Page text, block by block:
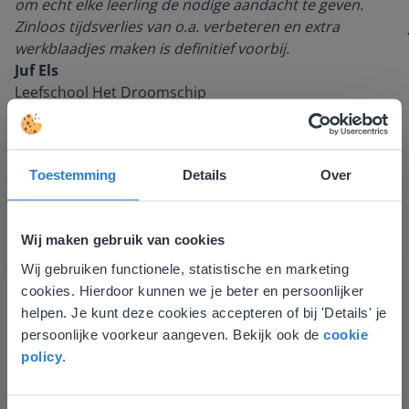
Toestemming Details Over
Wij maken gebruik van cookies
Wij gebruiken functionele, statistische en marketing
cookies. Hierdoor kunnen we je beter en persoonlijker
helpen. Je kunt deze cookies accepteren of bij 'Details' je
persoonlijke voorkeur aangeven. Bekijk ook de cookie
policy
om echt elke leerling de nodige aandacht te geven.
Zinloos tijdsverlies van o.a. verbeteren en extra
werkblaadjes maken is definitief voorbij.
Juf Els
Leefschool Het Droomschip
Ontdek meer!
Deze website komt niet
overeen met je locatie
Gezien je locatie, denken we dat je misschien
liever naar de website voor English gaat. Hier